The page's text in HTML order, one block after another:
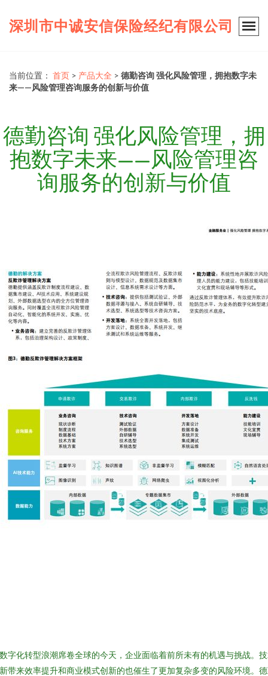
深圳市中诚安信保险经纪有限公司
当前位置： 首页 > 产品大全 > 德勤咨询 强化风险管理，拥抱数字未
来——风险管理咨询服务的创新与价值
德勤咨询 强化风险管理，拥
抱数字未来——风险管理咨
询服务的创新与价值
字化转型浪潮席卷全球的今天，企业面临着前所未有的机遇与挑战。
带来效率提升和商业模式创新的也催生了更加复杂多变的风险环境。